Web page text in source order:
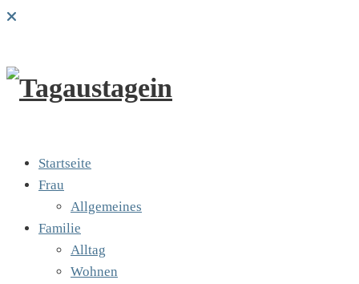
Startseite
Frau
Allgemeines
Familie
Alltag
Wohnen